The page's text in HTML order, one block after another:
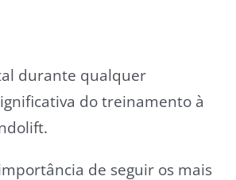
durante qualquer
do treinamento à
de seguir os mais